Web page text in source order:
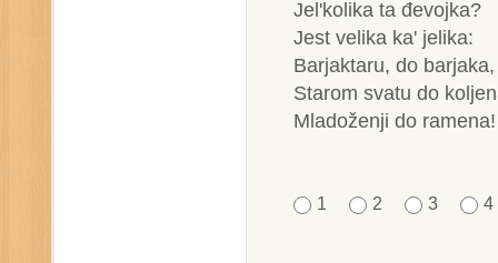
Jel'kolika ta đevojka?
Jest velika ka' jelika:
Barjaktaru, do barjaka,
Starom svatu do
Mladoženji do ramena!
1 2 3 4